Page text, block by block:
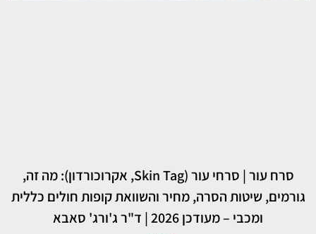
סרח עור | סרחי עור (Skin Tag, אקרוכורדון): מה זה,
גורמים, שיטות הסרה, מחיר והשוואת קופות חולים כללית
ומכבי – מעודכן 2026 | ד"ר ג'ורג' סאבא